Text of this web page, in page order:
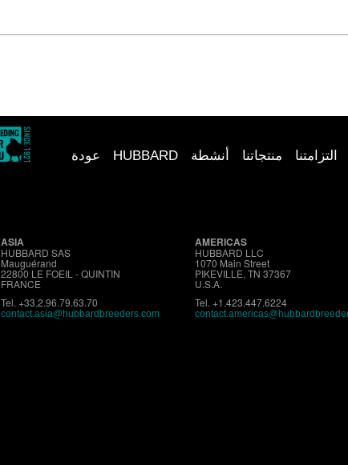
عودة HUBBARD أنشطة منتجاتنا التزامتنا
ASIA
HUBBARD SAS
Mauguérand
22800 LE FOEIL - QUINTIN
FRANCE
Tel. +33.2.96.79.63.70
contact.asia@hubbardbreeders.com
AMERICAS
HUBBARD LLC
1070 Main Street
PIKEVILLE, TN 37367
U.S.A.
Tel. +1.423.447.6224
contact.